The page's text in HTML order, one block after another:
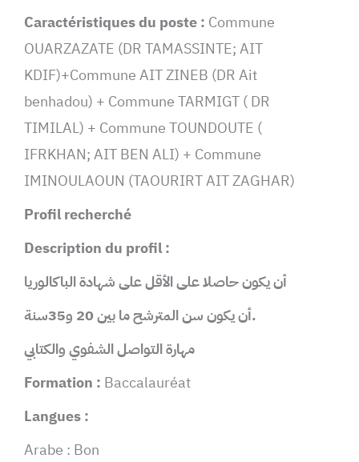
Caractéristiques du poste : Commune
OUARZAZATE (DR TAMASSINTE; AIT
KDIF)+Commune AIT ZINEB (DR Ait
benhadou) + Commune TARMIGT ( DR
TIMILAL) + Commune TOUNDOUTE (
IFRKHAN; AIT BEN ALI) + Commune
IMINOULAOUN (TAOURIRT AIT ZAGHAR)
Profil recherché
Description du profil :
أن يكون سن المترشح ما بين 20 و35سنة.
مهارة التواصل الشفوي والكتابي
Formation : Baccalauréat
Langues :
Arabe : Bon